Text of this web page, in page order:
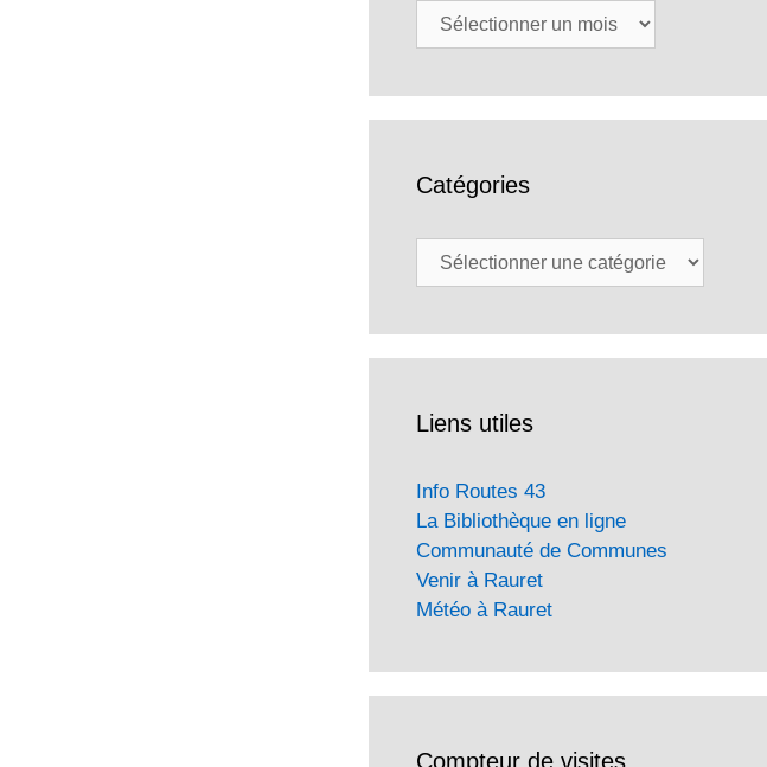
Archives
Catégories
Catégories
Liens utiles
Info Routes 43
La Bibliothèque en ligne
Communauté de Communes
Venir à Rauret
Météo à Rauret
Compteur de visites